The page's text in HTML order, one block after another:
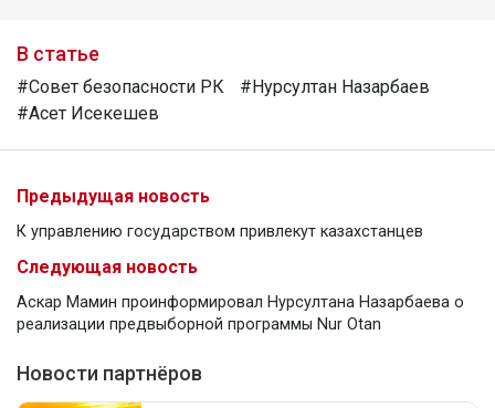
В статье
#Совет безопасности РК
#Нурсултан Назарбаев
#Асет Исекешев
Предыдущая новость
К управлению государством привлекут казахстанцев
Следующая новость
Аскар Мамин проинформировал Нурсултана Назарбаева о
реализации предвыборной программы Nur Otan